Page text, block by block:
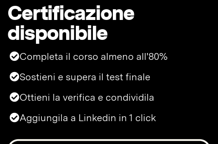
Certificazione
disponibile
Completa il corso almeno all'80%
Sostieni e supera il test finale
Ottieni la verifica e condividila
Aggiungila a Linkedin in 1 click